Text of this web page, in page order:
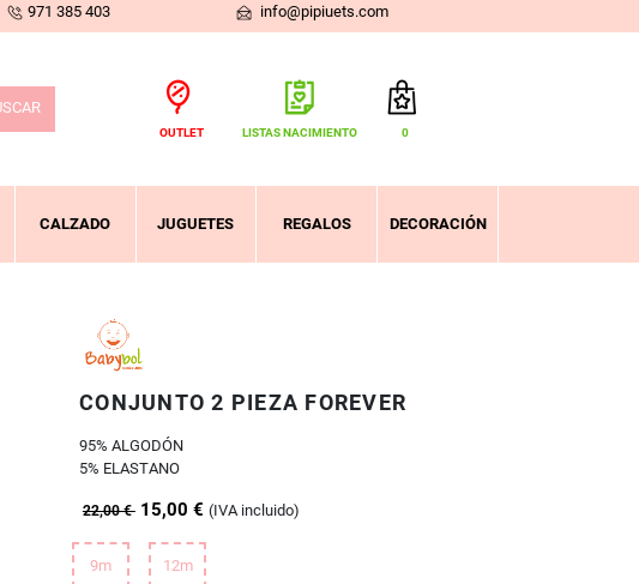
971 385 403 info@pipiuets.com
OUTLET LISTAS NACIMIENTO 0
VER CESTA
CALZADO JUGUETES REGALOS DECORACIÓN
CONJUNTO 2 PIEZA FOREVER
95% ALGODÓN
5% ELASTANO
22,00 € 15,00 € (IVA incluido)
9m 12m